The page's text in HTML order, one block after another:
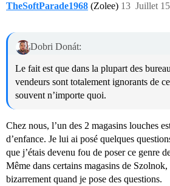
TheSoftParade1968 (Zolee) Juillet
13
Dobri Donát:
Le fait est que dans la plupart des
vendeurs sont totalement ignorants de
souvent n’importe quoi.
Chez nous, l’un des 2 magasins louches
d’enfance. Je lui ai posé quelques
que j’étais devenu fou de poser ce genre
Même dans certains magasins de
bizarrement quand je pose des questions.